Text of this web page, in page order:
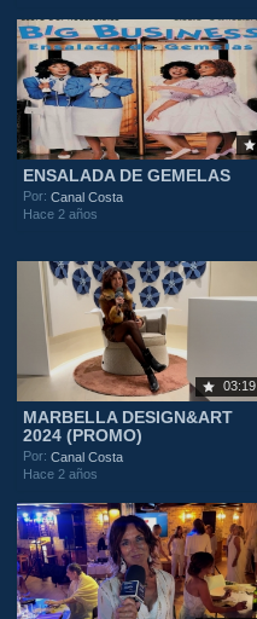
ENSALADA DE GEMELAS
Por:Canal Costa
Hace 2 años
03:19
MARBELLA DESIGN&ART
2024 (PROMO)
Por:Canal Costa
Hace 2 años